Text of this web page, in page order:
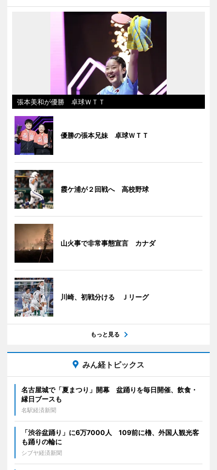
張本美和が優勝 卓球ＷＴＴ
優勝の張本兄妹 卓球ＷＴＴ
霞ケ浦が２回戦へ 高校野球
山火事で非常事態宣言 カナダ
川崎、初戦分ける Ｊリーグ
もっと見る
みん経トピックス
名古屋城で「夏まつり」開幕 盆踊りを毎日開催、飲食・
縁日ブースも
名駅経済新聞
「渋谷盆踊り」に6万7000人 109前に櫓、外国人観光客
も踊りの輪に
シブヤ経済新聞